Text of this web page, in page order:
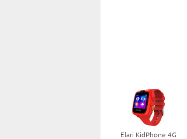
Elari KidPhone 4G